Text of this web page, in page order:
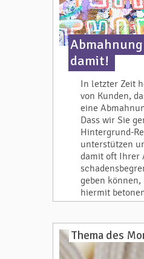
damit!
In letzter Zeit
von Kunden,
eine
Dass wir Sie
Hintergrund-
unterstützen
damit oft Ihrer
geben
hiermit
Thema des